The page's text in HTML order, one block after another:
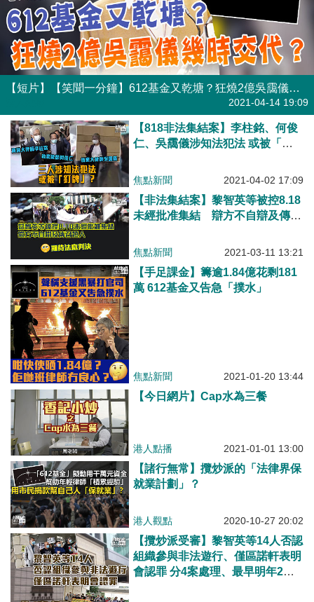
【短片】【笑聞一分鐘】612基金又乾塘？狂燒2億吳靄儀幾時交代？​
2021-04-14 19:09
【818非法集結案】李柱銘、何俊
仁、吳靄儀涉知法犯法 或被「釘
焦點新聞 2021-04-02 17:09
【非法集結案】黎智英等被控8.18
未經批准集結 辯方不自辯及傳召
對
焦點新聞 2021-03-11 13:21
【手足課金】籌逾1.84億花剩181
萬 612基金又告急「撲水」
焦點新聞 2021-01-20 13:44
【今日網片】Cap水為三餐
港人點播 2021-01-01 13:00
【諸行無常】攬炒派的「法律界保
就業計劃」？
港人觀點 2020-10-27 20:02
【攬炒派受審】黎智英等14人否認
組織參與非法遊行、僅區諾軒表明
會認罪 分4案處理、最早明年2月